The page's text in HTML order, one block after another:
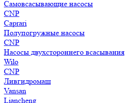
Самовсасывающие насосы
CNP
Caprari
Полупогружные насосы
CNP
Насосы двухстороннего всасывания
Wilo
CNP
Ливгидромаш
Vansan
Liancheng